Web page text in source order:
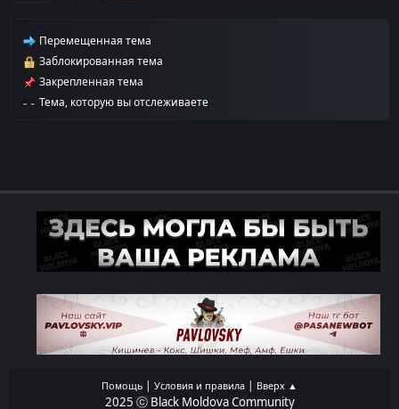
Перемещенная тема
Заблокированная тема
Закрепленная тема
Тема, которую вы отслеживаете
Помощь | Условия и правила | Вверх ▲
2025 ⓒ Black Moldova Community